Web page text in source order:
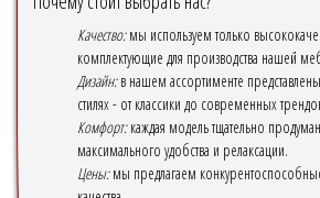
Качество:мы используем только
комплектующие для производства нашей
Дизайн:в нашем ассортименте
стилях - от классики до современных
Комфорт:каждая модель тщательно
максимального удобства и релаксации.
Цены:мы предлагаем